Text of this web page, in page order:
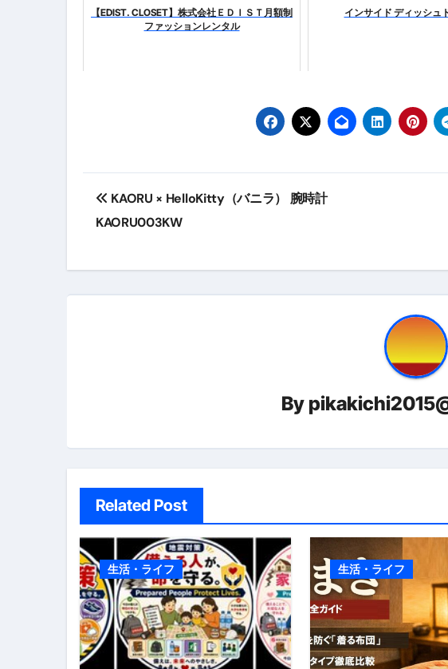
【最新版】掛け布団の選び方“完全攻略”｜シ
【アシストステッパー】ハンドル付き・筋力
【2026年最新保存版】エアトリ超新春セール
コロナウイルス完全解説ガイド ― 正しく知る
「3秒で整う、新しい栄養補給」 飲むミスト
クリスマスの魔法で、心と未来を彩る方法
磁気ネックレスは「首に着けるだけ」じゃない
【最新】手袋の選び方 完全ガイド｜スマホ対
補聴器の選び方 完全ガイド｜集音器との違い
失敗しない「爪切り」完全ガイド：高級クリ
失敗しない「カニ」完全ガイド：ズワイ・タ
松前漬とは何か──北海道の海と暮らしが生んだ
【EDIST. CLOSET】株式会社ＥＤＩＳＴ月額制
ファッションレンタル
インサイド ディッシュ
投
稿
ン
KAORU × HelloKitty（バニラ） 腕時計
KAORU003KW
By
Related Post
生活・ライフ 生活・ライフ